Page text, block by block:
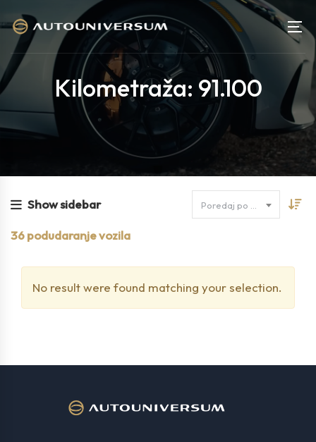
Kilometraža: 91.100
Show sidebar
36podudaranje vozila
No result were found matching your selection.